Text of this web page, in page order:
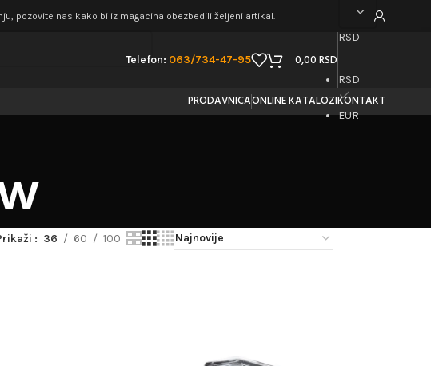
pozovite nas kako bi iz magacina obezbedili željeni artikal.
Telefon: 063/734-47-95 0,00RSD
RSD
RSD
EUR
PRODAVNICAONLINE KATALOZIKONTAKT
36 60 100